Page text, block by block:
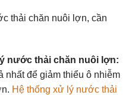
thải chăn nuôi lợn, cần
nước thải chăn nuôi lợn:
nhất để giảm thiểu ô nhiễm
Hệ thống xử lý nước thải